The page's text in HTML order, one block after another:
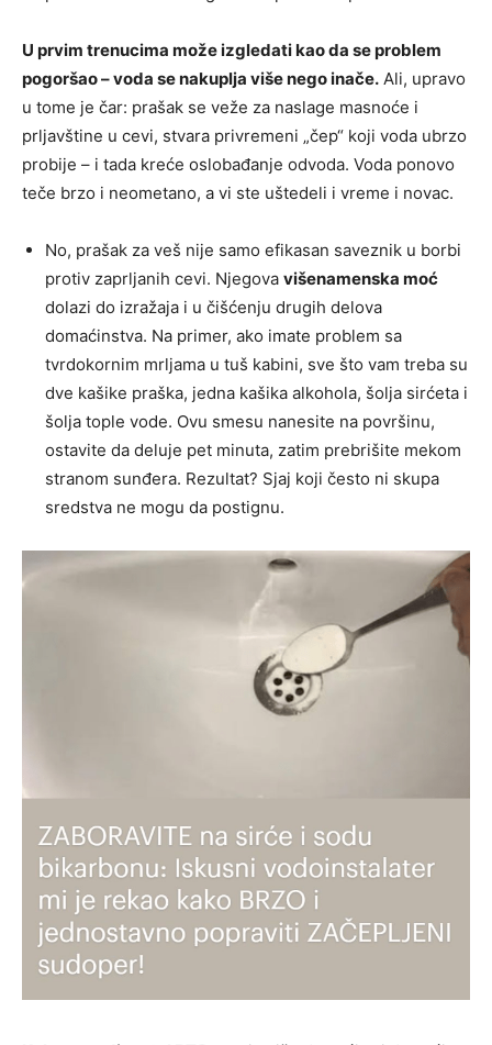
U prvim trenucima može izgledati kao da se problem
pogoršao – voda se nakuplja više nego inače. Ali, upravo
u tome je čar: prašak se veže za naslage masnoće i
prljavštine u cevi, stvara privremeni „čep“ koji voda ubrzo
probije – i tada kreće oslobađanje odvoda. Voda ponovo
teče brzo i neometano, a vi ste uštedeli i vreme i novac.
No, prašak za veš nije samo efikasan saveznik u borbi
protiv zaprljanih cevi. Njegova višenamenska moć
dolazi do izražaja i u čišćenju drugih delova
domaćinstva. Na primer, ako imate problem sa
tvrdokornim mrljama u tuš kabini, sve što vam treba su
dve kašike praška, jedna kašika alkohola, šolja sirćeta i
šolja tople vode. Ovu smesu nanesite na površinu,
ostavite da deluje pet minuta, zatim prebrišite mekom
stranom sunđera. Rezultat? Sjaj koji često ni skupa
sredstva ne mogu da postignu.